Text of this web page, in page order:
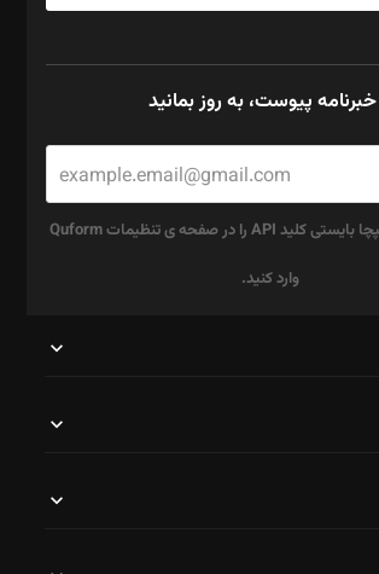
خبرنامه پیوست، به روز بمانید
برای استفاده از ریکپچا بایستی کلید API را در صفحه ی تنظیمات Quform
وارد کنید.